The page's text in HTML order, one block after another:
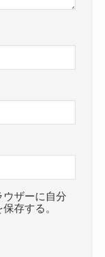
ウザーに自分
存する。